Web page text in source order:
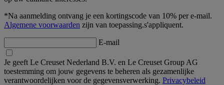
*Na aanmelding ontvang je een kortingscode van 10% per e-mail.
Algemene voorwaarden zijn van toepassing.s'appliquent.
E-mail
Je geeft Le Creuset Nederland B.V. en Le Creuset Group AG
toestemming om jouw gegevens te beheren als gezamenlijke
verantwoordelijken voor de gegevensverwerking. Privacybeleid